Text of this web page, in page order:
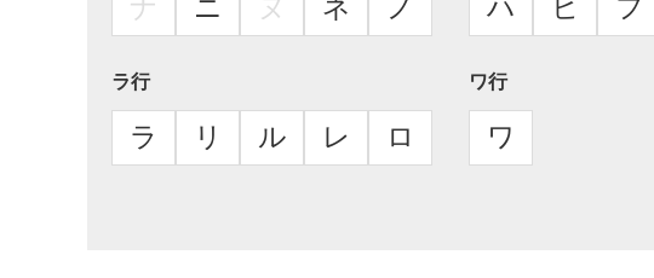
ナ ニ ヌ ネ ノ ハ ヒ フ
ラ行
ラ リ ル レ ロ
ワ行
ワ